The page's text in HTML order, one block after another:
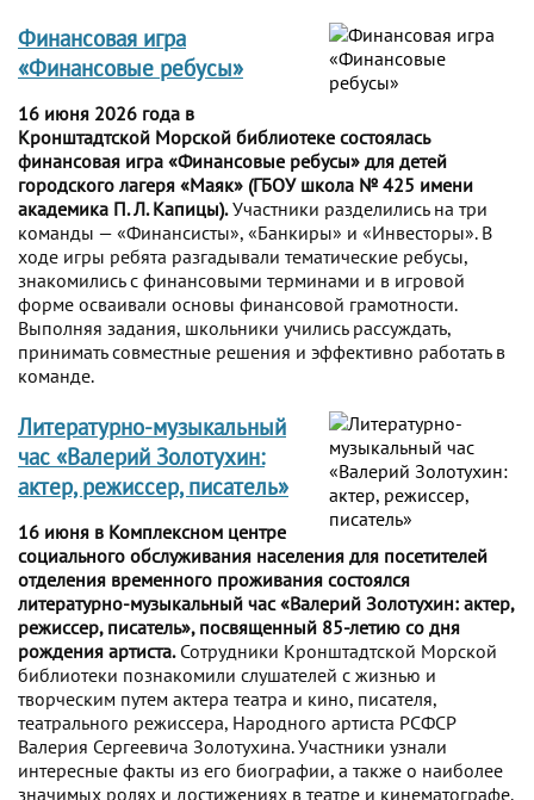
Финансовая игра
«Финансовые ребусы»
16 июня 2026 года в
Кронштадтской Морской библиотеке состоялась
финансовая игра «Финансовые ребусы» для детей
городского лагеря «Маяк» (ГБОУ школа № 425 имени
академика П. Л. Капицы).Участники разделились на три
команды — «Финансисты», «Банкиры» и «Инвесторы». В
ходе игры ребята разгадывали тематические ребусы,
знакомились с финансовыми терминами и в игровой
форме осваивали основы финансовой грамотности.
Выполняя задания, школьники учились рассуждать,
принимать совместные решения и эффективно работать в
команде.
Литературно-музыкальный
час «Валерий Золотухин:
актер, режиссер, писатель»
16 июня в Комплексном центре
социального обслуживания населения для посетителей
отделения временного проживания состоялся
литературно-музыкальный час «Валерий Золотухин: актер,
режиссер, писатель», посвященный 85-летию со дня
рождения артиста.Сотрудники Кронштадтской Морской
библиотеки познакомили слушателей с жизнью и
творческим путем актера театра и кино, писателя,
театрального режиссера, Народного артиста РСФСР
Валерия Сергеевича Золотухина. Участники узнали
интересные факты из его биографии, а также о наиболее
значимых ролях и достижениях в театре и кинематографе.